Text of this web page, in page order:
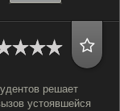
решает
устоявшейся